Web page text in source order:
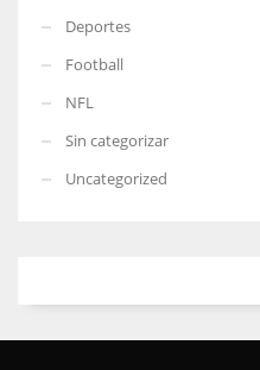
Deportes
Football
NFL
Sin categorizar
Uncategorized